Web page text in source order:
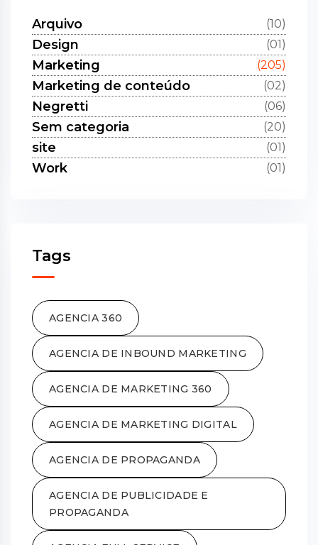
Arquivo (10)
Design (01)
Marketing (205)
Marketing de conteúdo (02)
Negretti (06)
Sem categoria (20)
site (01)
Work (01)
Tags
AGENCIA 360
AGENCIA DE INBOUND MARKETING
AGENCIA DE MARKETING 360
AGENCIA DE MARKETING DIGITAL
AGENCIA DE PROPAGANDA
AGENCIA DE PUBLICIDADE E
PROPAGANDA